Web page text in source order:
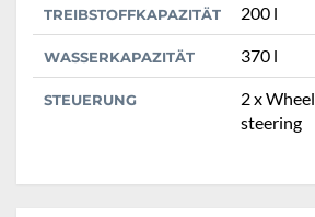
TREIBSTOFFKAPAZITÄT 200 l
WASSERKAPAZITÄT 370 l
STEUERUNG
2 x Wheel
steering